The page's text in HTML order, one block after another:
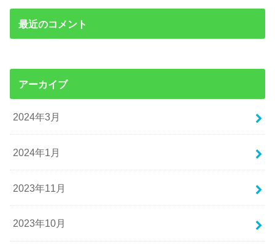
最近のコメント
アーカイブ
2024年3月
2024年1月
2023年11月
2023年10月